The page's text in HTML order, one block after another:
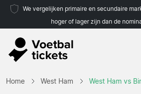
We vergelijken primaire en secundaire
hoger of lager zijn dan de
Home West Ham West Ham vs